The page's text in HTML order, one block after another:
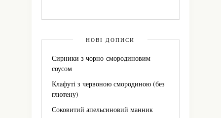
НОВІ ДОПИСИ
Сирники з чорно-смородиновим
соусом
Клафуті з червоною смородиною (без
глютену)
Соковитий апельсиновий манник